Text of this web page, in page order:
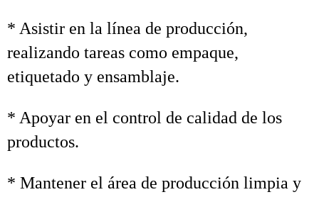
* Asistir en la línea de producción,
realizando tareas como empaque,
etiquetado y ensamblaje.
* Apoyar en el control de calidad de los
productos.
* Mantener el área de producción limpia y